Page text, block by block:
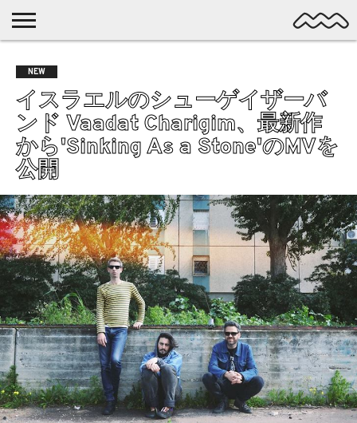
MUSIC
LATEST
POSTS
SPOTLIGHT
NYP
/ DL
DISCOVERY
POP
ALTERNATIVE
ELECTRONIC
SSW
FOLK
PSYCH
DREAMPOP
POSTPUNK
LO-
FI
GARAGE
EXPERIMENTAL
SYNTHPOP
PUNK
SHOEGAZE
SOUL
BEDROOM
R&B
NEW
イスラエルのシューゲイザーバ
ンド Vaadat Charigim、最新作
から'Sinking As a Stone'のMVを
公開